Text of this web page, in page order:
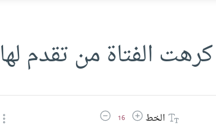
الفتاة من تقدم لها
الخطزيادة حجم الخط
16 تقليل حجم الخط